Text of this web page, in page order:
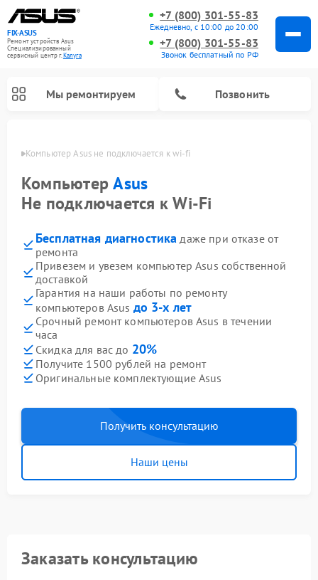
FIX-ASUS
Ремонт устройств Asus
Специализированный
cервисный центр г.Калуга
+7 (800) 301-55-83
Ежедневно, с 10:00 до 20:00
+7 (800) 301-55-83
Звонок бесплатный по РФ
Мы ремонтируем Позвонить
Компьютер Asus не подключается к wi-fi
КомпьютерAsus
Не подключается к Wi-Fi
Бесплатная диагностика даже при отказе от
ремонта
Привезем и увезем компьютер Asus собственной
доставкой
Гарантия на наши работы по ремонту
компьютеров Asus до 3-х лет
Срочный ремонт компьютеров Asus в течении
часа
Скидка для вас до 20%
Получите 1500 рублей на ремонт
Оригинальные комплектующие Asus
Получить консультацию
Наши цены
Заказать консультацию